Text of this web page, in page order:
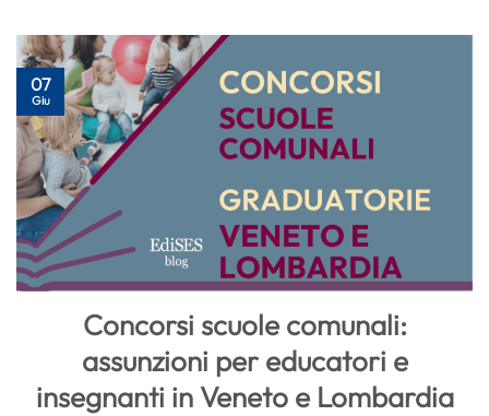
Concorsi scuole comunali:
assunzioni per educatori e
insegnanti in Veneto e Lombardia
07
Giu